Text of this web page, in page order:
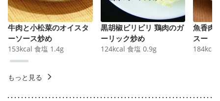
牛肉と小松菜のオイスタ
ーソース炒め
153kcal 食塩 1.4g
黒胡椒ビリビリ 鶏肉のガ
ーリック炒め
124kcal 食塩 0.9g
魚香肉
スー
184kcal
もっと見る